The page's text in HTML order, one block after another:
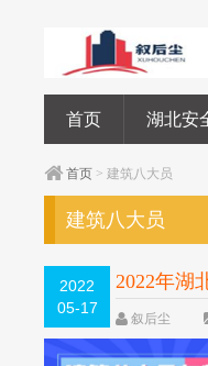
首页 湖北安
首页 > 建筑八大员
建筑八大员
2022
05-17
2022年湖
叙后尘